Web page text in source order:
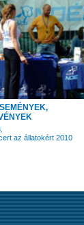
az állatokért 2010